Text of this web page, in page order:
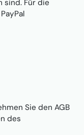
sind. Für die
Sie den AGB
des